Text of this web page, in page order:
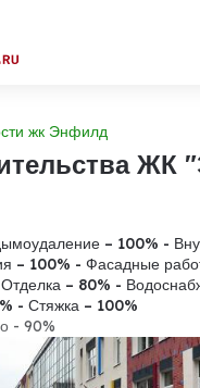
жк Энфилд
ЖК
– 100% -
– 100% - Фасадные
– 80% -
- Стяжка – 100%
- 90%